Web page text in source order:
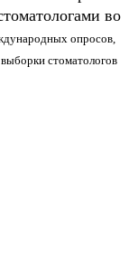
во
опросов,
стоматологов